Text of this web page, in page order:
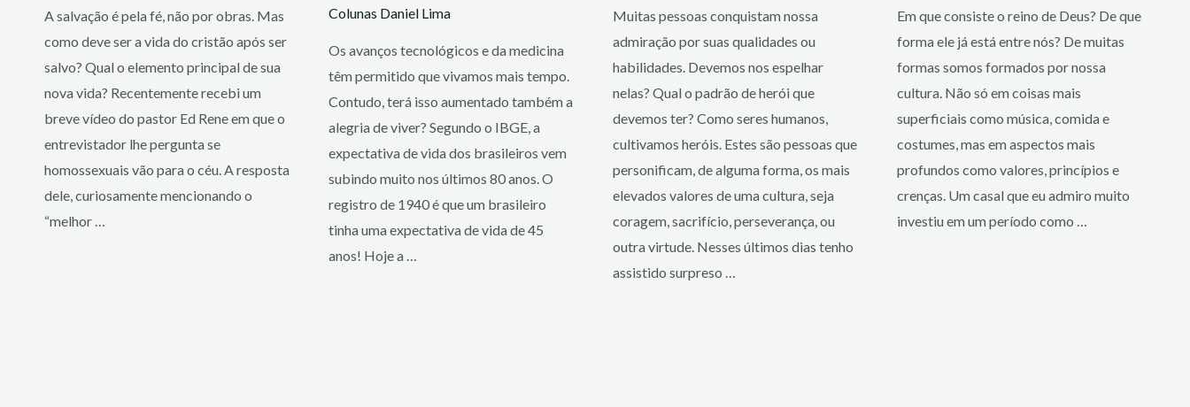
A salvação é pela fé, não por obras. Mas
como deve ser a vida do cristão após ser
salvo? Qual o elemento principal de sua
nova vida? Recentemente recebi um
breve vídeo do pastor Ed Rene em que o
entrevistador lhe pergunta se
homossexuais vão para o céu. A resposta
dele, curiosamente mencionando o
“melhor …
Colunas Daniel Lima
Os avanços tecnológicos e da medicina
têm permitido que vivamos mais tempo.
Contudo, terá isso aumentado também a
alegria de viver? Segundo o IBGE, a
expectativa de vida dos brasileiros vem
subindo muito nos últimos 80 anos. O
registro de 1940 é que um brasileiro
tinha uma expectativa de vida de 45
anos! Hoje a …
Muitas pessoas conquistam nossa
admiração por suas qualidades ou
habilidades. Devemos nos espelhar
nelas? Qual o padrão de herói que
devemos ter? Como seres humanos,
cultivamos heróis. Estes são pessoas que
personificam, de alguma forma, os mais
elevados valores de uma cultura, seja
coragem, sacrifício, perseverança, ou
outra virtude. Nesses últimos dias tenho
assistido surpreso …
Em que consiste o reino de Deus? De que
forma ele já está entre nós? De muitas
formas somos formados por nossa
cultura. Não só em coisas mais
superficiais como música, comida e
costumes, mas em aspectos mais
profundos como valores, princípios e
crenças. Um casal que eu admiro muito
investiu em um período como …